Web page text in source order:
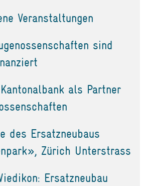
Veranstaltungen
sind
als Partner
des Ersatzneubaus
Zürich Unterstrass
Ersatzneubau